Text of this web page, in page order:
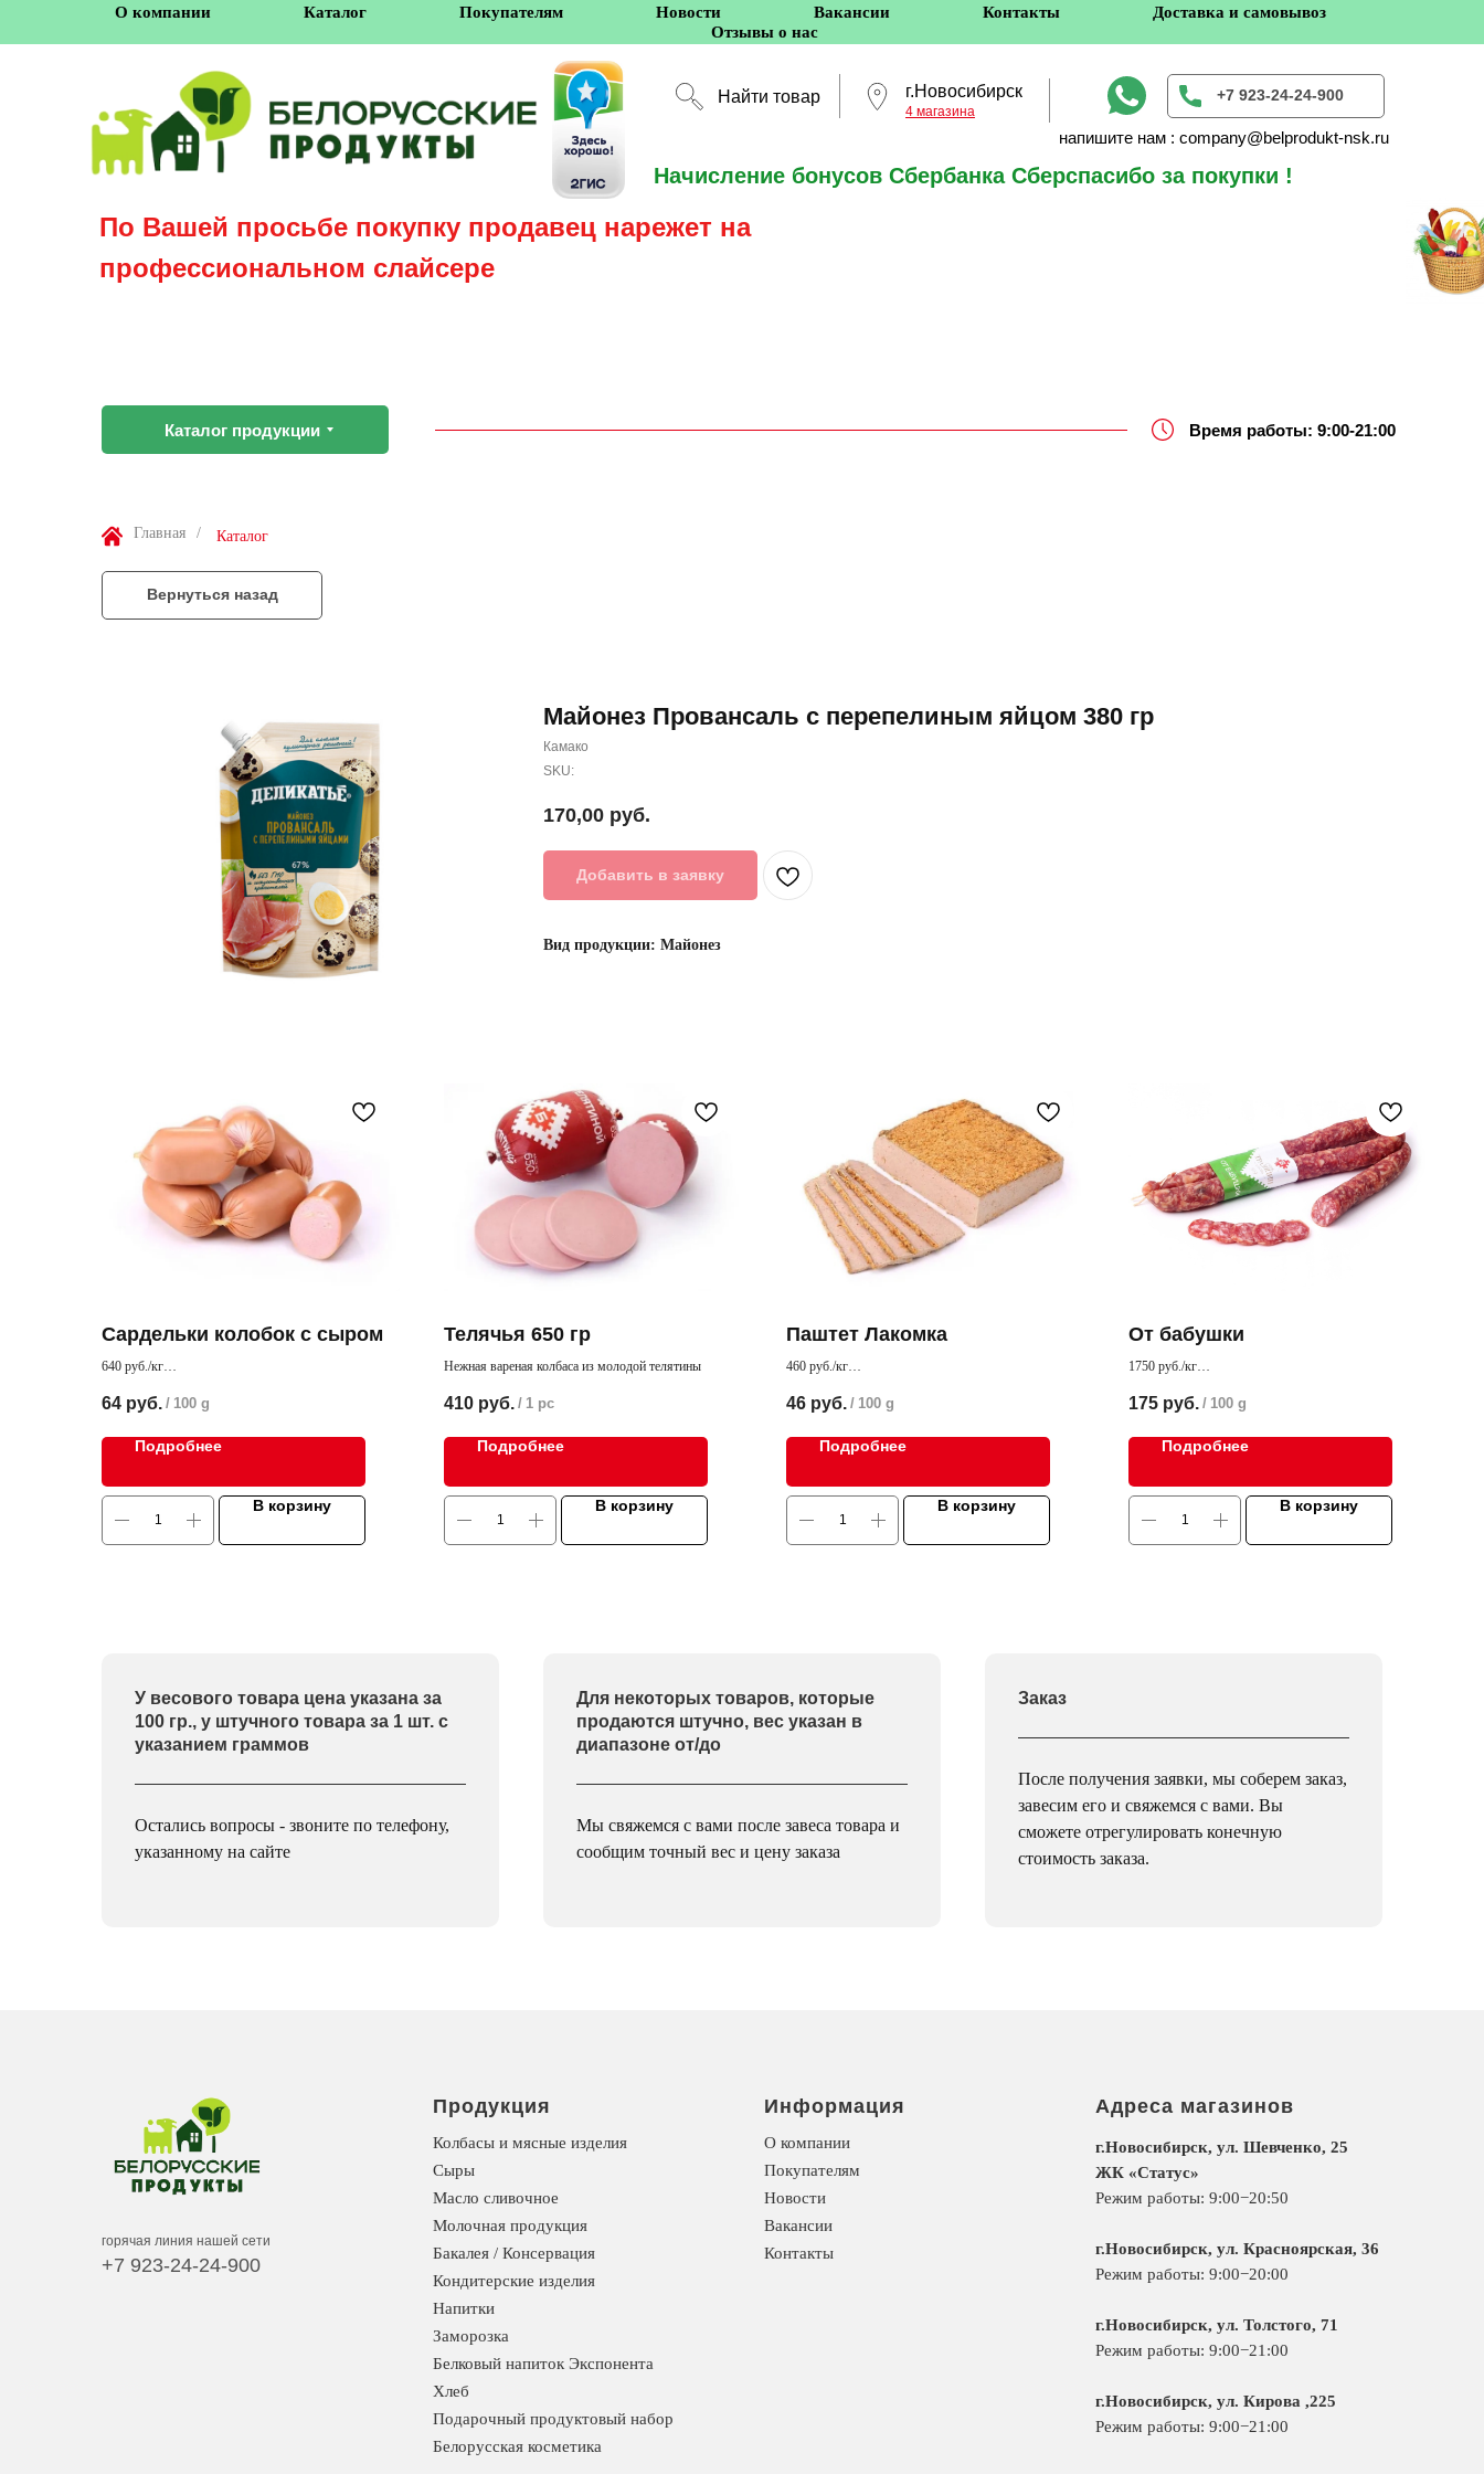
О компании Каталог Покупателям Новости Вакансии Контакты
Доставка и самовывоз
Отзывы о нас
г.Новосибирск +7 923-24-24-900
Найти товар
4 магазина
Начисление бонусов Сбербанка Сберспасибо за покупки !
напишите нам : company@belprodukt-nsk.ru
По Вашей просьбе покупку продавец нарежет на
профессиональном слайсере
Каталог продукции Время работы: 9:00-21:00
Главная / Каталог
Вернуться назад
Майонез Провансаль с перепелиным яйцом 380 гр
Камако
SKU:
170,00 руб.
Добавить в заявку
Вид продукции: Майонез
Сардельки колобок с сыром
640 руб./кг
отличного качества. Получились нежные сардельки
64 руб. / 100 g
Подробнее
В корзину
Телячья 650 гр
Нежная вареная колбаса из молодой телятины
410 руб. / 1 pc
Подробнее
В корзину
Паштет Лакомка
460 руб./кг
46 руб. / 100 g
Подробнее
В корзину
От бабушки
1750 руб./кг
175 руб. / 100 g
Подробнее
В корзину
У весового товара цена указана за
100 гр., у штучного товара за 1 шт. с
указанием граммов
Остались вопросы - звоните по телефону,
указанному на сайте
Для некоторых товаров, которые
продаются штучно, вес указан в
диапазоне от/до
Мы свяжемся с вами после завеса товара и
сообщим точный вес и цену заказа
Заказ
После получения заявки, мы соберем заказ,
завесим его и свяжемся с вами. Вы
сможете отрегулировать конечную
стоимость заказа.
горячая линия нашей сети
+7 923-24-24-900
Продукция
Колбасы и мясные изделия
Сыры
Масло сливочное
Молочная продукция
Бакалея / Консервация
Кондитерские изделия
Напитки
Заморозка
Белковый напиток Экспонента
Хлеб
Подарочный продуктовый набор
Белорусская косметика
Информация
О компании
Покупателям
Новости
Вакансии
Контакты
Адреса магазинов
г.Новосибирск, ул. Шевченко, 25
ЖК «Статус»
Режим работы: 9:00−20:50
г.Новосибирск, ул. Красноярская, 36
Режим работы: 9:00−20:00
г.Новосибирск, ул. Толстого, 71
Режим работы: 9:00−21:00
г.Новосибирск, ул. Кирова ,225
Режим работы: 9:00−21:00